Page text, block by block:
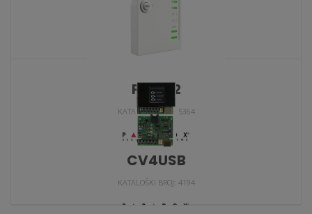
PGM82
KATALOŠKI BROJ: 5364
CV4USB
KATALOŠKI BROJ: 4194